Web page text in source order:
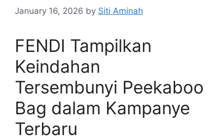
January 16, 2026 by Siti Aminah
FENDI Tampilkan
Keindahan
Tersembunyi Peekaboo
Bag dalam Kampanye
Terbaru